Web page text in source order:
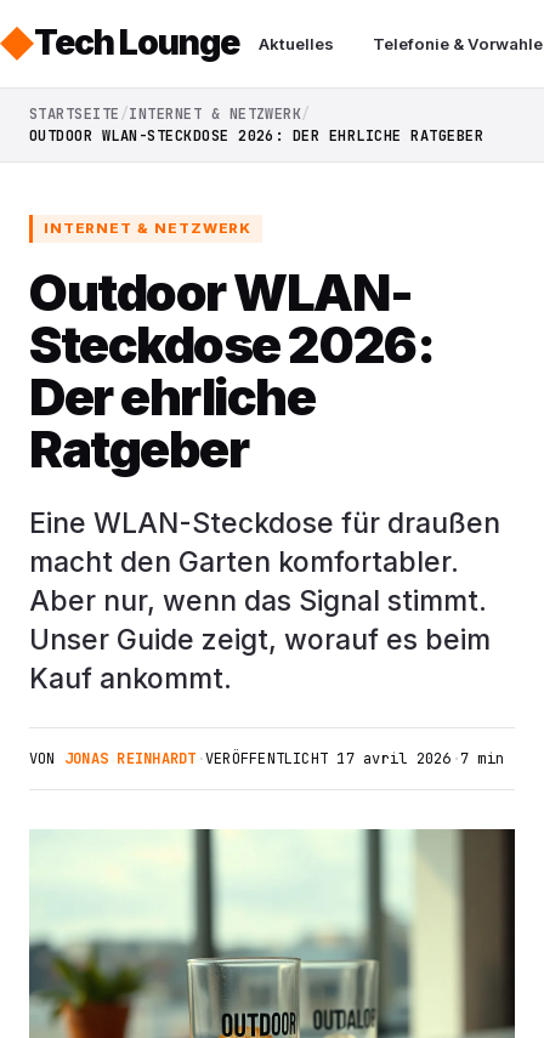
Tech Lounge Aktuelles Telefonie &
STARTSEITE
INTERNET & NETZWERK
OUTDOOR WLAN-STECKDOSE 2026: DER EHRLICHE RATGEBER
INTERNET & NETZWERK
Outdoor WLAN-
Steckdose 2026:
Der ehrliche
Ratgeber
Eine WLAN-Steckdose für draußen
macht den Garten komfortabler.
Aber nur, wenn das Signal stimmt.
Unser Guide zeigt, worauf es beim
Kauf ankommt.
VON JONAS REINHARDT ·VERÖFFENTLICHT 17 avril 2026 ·7 min